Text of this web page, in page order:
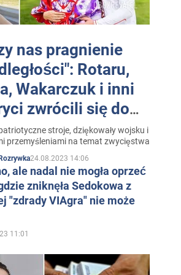
podpisała kontrakt z grupą "VIA
Gra" nie więcej niż pół roku, po czym
solową.
roku Svetlana Loboda wydała kilka
kilka singli, a także próbowała
telewizyjnaw programie
oraz w projekcie
").
była uczestniczką z Ukrainy na
zakończyła jednak Eurowizję na
Piosenki Eurowizji w 2010 roku
nas pragnienie
Rotaru,
Wakarczuk i inni
zwrócili się do
w Dniu
stroje, dziękowały wojsku i
przemyśleniami na temat zwycięstwa
Rozrywka24.08.2023 14:06
ale nadal nie mogła oprzeć
zniknęła Sedokowa z
"zdrady VIAgra" nie może
11:01